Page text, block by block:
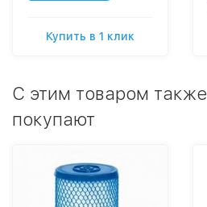
Купить в 1 клик
C этим товаром также
покупают